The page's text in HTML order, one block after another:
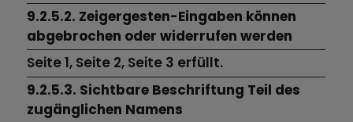
9.2.5.2. Zeigergesten-Eingaben können
abgebrochen oder widerrufen werden
Seite 1, Seite 2, Seite 3 erfüllt.
9.2.5.3. Sichtbare Beschriftung Teil des
zugänglichen Namens